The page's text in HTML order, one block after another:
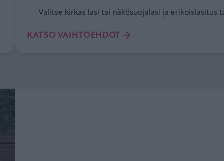
Valitse kirkas lasi tai näkösuojalasi ja erikoislasitus
KATSO VAIHTOEHDOT